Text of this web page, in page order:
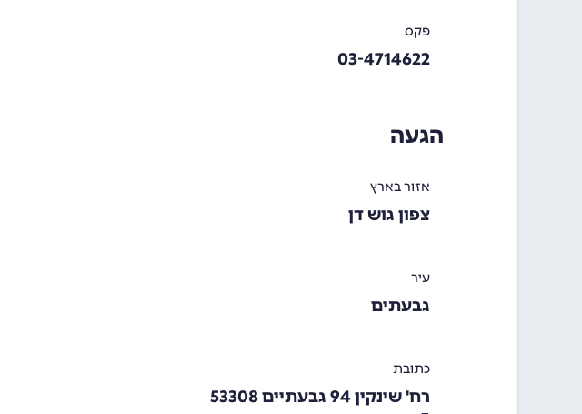
פקס
03-4714622
הגעה
אזור בארץ
צפון גוש דן
עיר
גבעתים
כתובת
רח' שינקין 94 גבעתיים 53308